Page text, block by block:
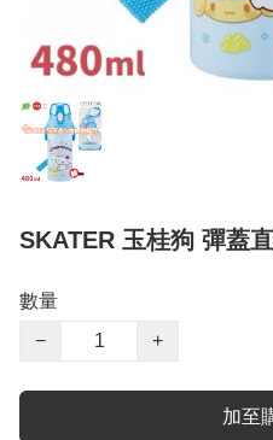
SKATER 玉桂狗 彈蓋
數量
−
+
加至